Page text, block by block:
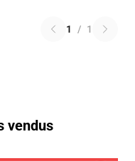
1 / 1
vendus